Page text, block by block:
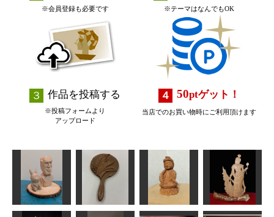
※会員登録も必要です ※テーマはなんでもOK
作品を投稿する
※投稿フォームより
アップロード
50ptゲット！
当店でのお買い物時にご利用頂けます